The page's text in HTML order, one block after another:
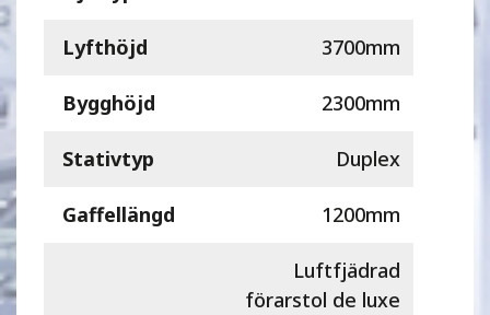
Lyfthöjd 3700mm
Bygghöjd 2300mm
Stativtyp Duplex
Gaffellängd 1200mm
Luftfjädrad
förarstol de luxe